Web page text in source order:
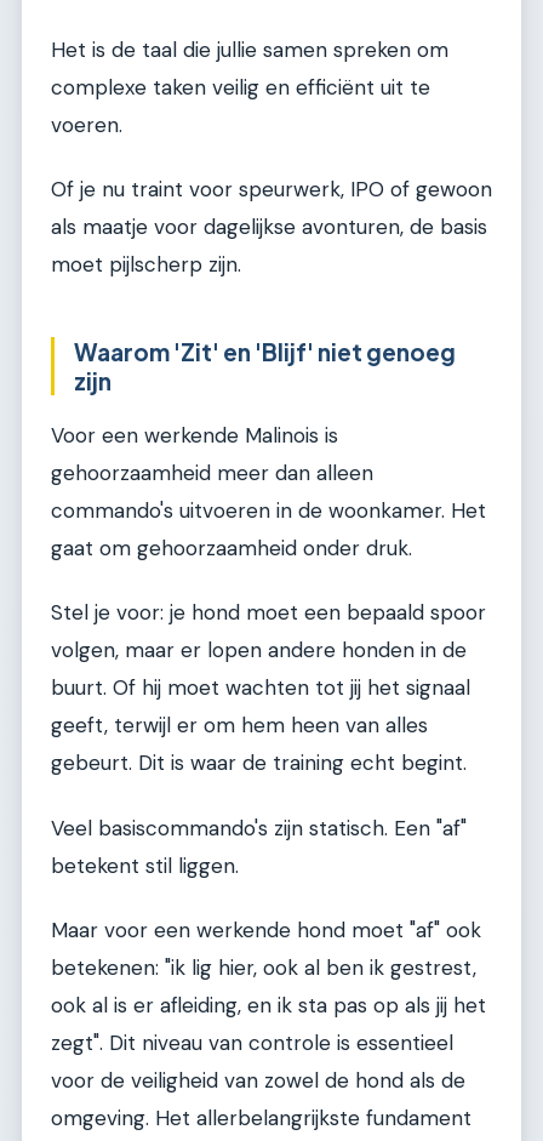
Het is de taal die jullie samen spreken om
complexe taken veilig en efficiënt uit te
voeren.
Of je nu traint voor speurwerk, IPO of gewoon
als maatje voor dagelijkse avonturen, de basis
moet pijlscherp zijn.
Waarom 'Zit' en 'Blijf' niet genoeg
zijn
Voor een werkende Malinois is
gehoorzaamheid meer dan alleen
commando's uitvoeren in de woonkamer. Het
gaat om gehoorzaamheid onder druk.
Stel je voor: je hond moet een bepaald spoor
volgen, maar er lopen andere honden in de
buurt. Of hij moet wachten tot jij het signaal
geeft, terwijl er om hem heen van alles
gebeurt. Dit is waar de training echt begint.
Veel basiscommando's zijn statisch. Een "af"
betekent stil liggen.
Maar voor een werkende hond moet "af" ook
betekenen: "ik lig hier, ook al ben ik gestrest,
ook al is er afleiding, en ik sta pas op als jij het
zegt". Dit niveau van controle is essentieel
voor de veiligheid van zowel de hond als de
omgeving. Het allerbelangrijkste fundament